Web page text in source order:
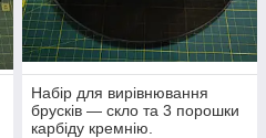
Набір для вирівнювання
брусків — скло та 3 порошки
карбіду кремнію.